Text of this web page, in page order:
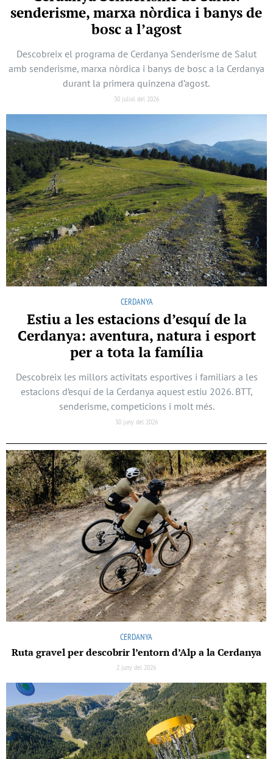
senderisme, marxa nòrdica i banys de
bosc a l’agost
Descobreix el programa de Cerdanya Senderisme de Salut
amb senderisme, marxa nòrdica i banys de bosc a la Cerdanya
durant la primera quinzena d’agost.
30 juliol del 2026
CERDANYA
Estiu a les estacions d’esquí de la
Cerdanya: aventura, natura i esport
per a tota la família
Descobreix les millors activitats esportives i familiars a les
estacions d’esquí de la Cerdanya aquest estiu 2026. BTT,
senderisme, competicions i molt més.
30 juny del 2026
CERDANYA
Ruta gravel per descobrir l’entorn d’Alp a la Cerdanya
2 juny del 2026